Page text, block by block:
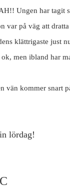
Ungen har
var på väg att dratta
klättrigaste just
men ibland har
kommer snart
lördag!
C